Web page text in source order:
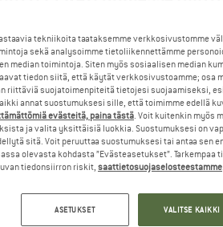
jopa 22%
tekniikoita taataksemme verkkosivustomme
sekä analysoimme tietoliikennettämme
median toimintoja. Siten myös sosiaalisen median
tiedon siitä, että käytät verkkosivustoamme; osa
riittäviä suojatoimenpiteitä tietojesi suojaamiseksi,
annat suostumuksesi sille, että toimimme edellä
evästeitä, paina tästä. Voit kuitenkin myös
ja valita yksittäisiä luokkia. Suostumuksesi on
sitä. Voit peruuttaa suostumuksesi tai antaa sen
olevasta kohdasta ”Evästeasetukset”. Tarkempaa
tiedonsiirron riskit, saattietosuojaselosteestamme
ASETUKSET VALITSE KAIKKI